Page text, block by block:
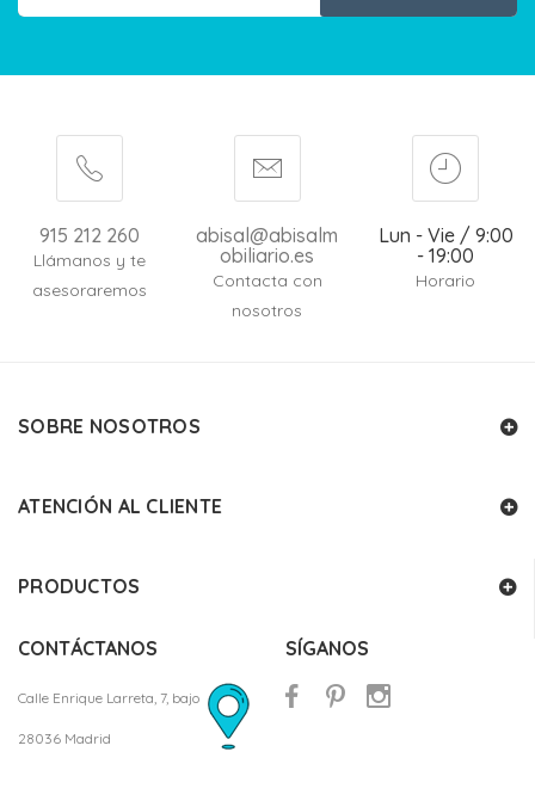
915 212 260
Llámanos y te
asesoraremos
abisal@abisalm
obiliario.es
Contacta con
nosotros
Lun - Vie / 9:00
- 19:00
Horario
SOBRE NOSOTROS
ATENCIÓN AL CLIENTE
PRODUCTOS
CONTÁCTANOS
Calle Enrique Larreta, 7, bajo
28036 Madrid
SÍGANOS